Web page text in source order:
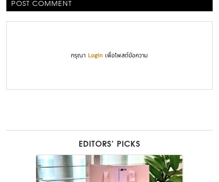
POST COMMENT
กรุณาLogin เพื่อโพสต์ข้อความ
EDITORS’ PICKS